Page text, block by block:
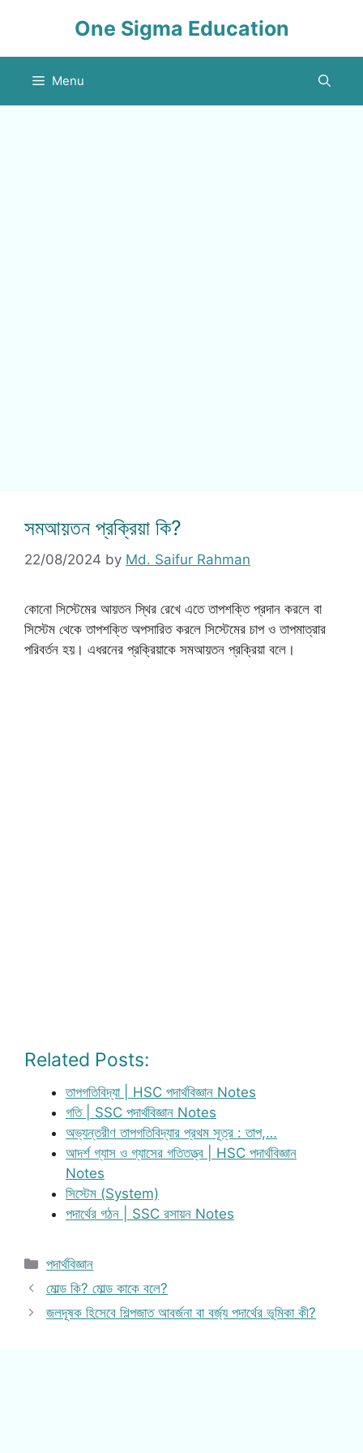
One Sigma Education
Menu
সমআয়তন প্রক্রিয়া কি?
22/08/2024 by Md. Saifur Rahman
কোনো সিস্টেমের আয়তন স্থির রেখে এতে তাপশক্তি প্রদান করলে বা
সিস্টেম থেকে তাপশক্তি অপসারিত করলে সিস্টেমের চাপ ও তাপমাত্রার
পরিবর্তন হয়। এধরনের প্রক্রিয়াকে সমআয়তন প্রক্রিয়া বলে।
Related Posts:
তাপগতিবিদ্যা | HSC পদার্থবিজ্ঞান Notes
গতি | SSC পদার্থবিজ্ঞান Notes
অভ্যন্তরীণ তাপগতিবিদ্যার প্রথম সূত্র : তাপ,…
আদর্শ গ্যাস ও গ্যাসের গতিতত্ত্ব | HSC পদার্থবিজ্ঞান
Notes
সিস্টেম (System)
পদার্থের গঠন | SSC রসায়ন Notes
Categories
পদার্থবিজ্ঞান
মোল্ড কি? মোল্ড কাকে বলে?
জলদূষক হিসেবে শিল্পজাত আবর্জনা বা বর্জ্য পদার্থের ভূমিকা কী?